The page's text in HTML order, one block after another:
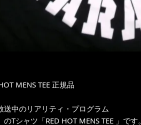
MENS TEE 正規品
中のリアリティ・プログラム
Tシャツ「RED HOT MENS TEE 」です。